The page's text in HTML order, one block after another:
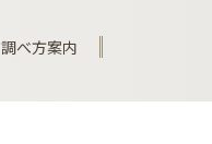
調べ方案内